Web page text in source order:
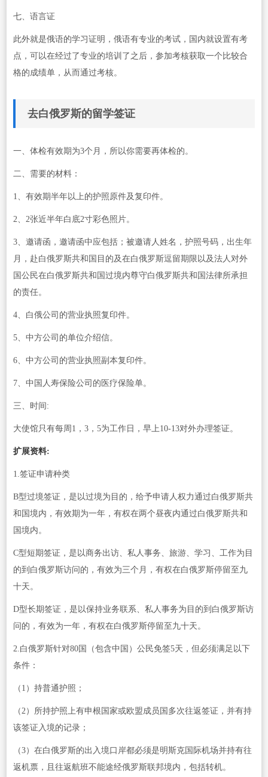
七、语言证
此外就是俄语的学习证明，俄语有专业的考试，国内就设置有考
点，可以在经过了专业的培训了之后，参加考核获取一个比较合
格的成绩单，从而通过考核。
去白俄罗斯的留学签证
一、体检有效期为3个月，所以你需要再体检的。
二、需要的材料：
1、有效期半年以上的护照原件及复印件。
2、2张近半年白底2寸彩色照片。
3、邀请函，邀请函中应包括；被邀请人姓名，护照号码，出生年
月，赴白俄罗斯共和国目的及在白俄罗斯逗留期限以及法人对外
国公民在白俄罗斯共和国过境内尊守白俄罗斯共和国法律所承担
的责任。
4、白俄公司的营业执照复印件。
5、中方公司的单位介绍信。
6、中方公司的营业执照副本复印件。
7、中国人寿保险公司的医疗保险单。
三、时间:
大使馆只有每周1，3，5为工作日，早上10-13对外办理签证。
扩展资料:
1.签证申请种类
B型过境签证，是以过境为目的，给予申请人权力通过白俄罗斯共
和国境内，有效期为一年，有权在两个昼夜内通过白俄罗斯共和
国境内。
C型短期签证，是以商务出访、私人事务、旅游、学习、工作为目
的到白俄罗斯访问的，有效为三个月，有权在白俄罗斯停留至九
十天。
D型长期签证，是以保持业务联系、私人事务为目的到白俄罗斯访
问的，有效为一年，有权在白俄罗斯停留至九十天。
2.白俄罗斯针对80国（包含中国）公民免签5天，但必须满足以下
条件：
（1）持普通护照；
（2）所持护照上有申根国家或欧盟成员国多次往返签证，并有持
该签证入境的记录；
（3）在白俄罗斯的出入境口岸都必须是明斯克国际机场并持有往
返机票，且往返航班不能途经俄罗斯联邦境内，包括转机。